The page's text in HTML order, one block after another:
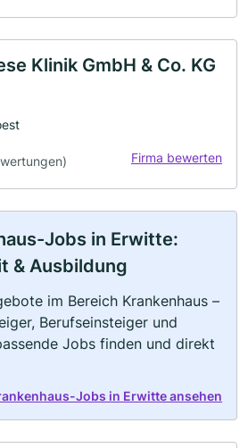
Klinik GmbH & Co. KG
Firma bewerten
Jobs in Erwitte:
& Ausbildung
im Bereich Krankenhaus –
Berufseinsteiger und
Jobs finden und direkt
Jobs in Erwitte ansehen